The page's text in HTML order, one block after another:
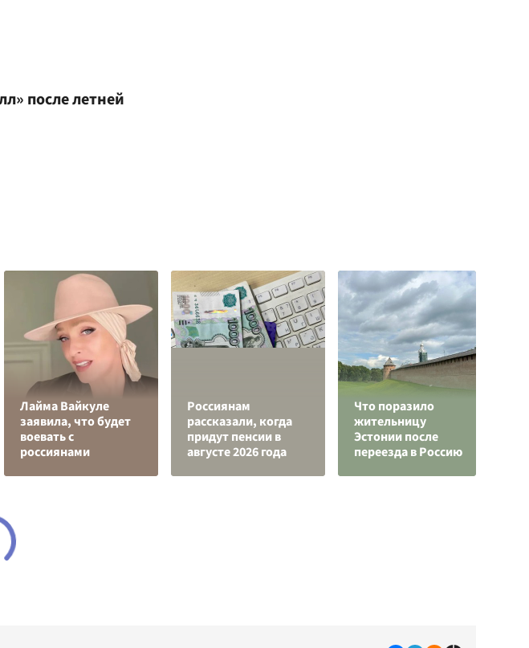
после летней
Лайма Вайкуле
заявила, что будет
воевать с
россиянами
Россиянам
рассказали, когда
придут пенсии в
августе 2026 года
Что поразило
жительницу
Эстонии после
переезда в Россию